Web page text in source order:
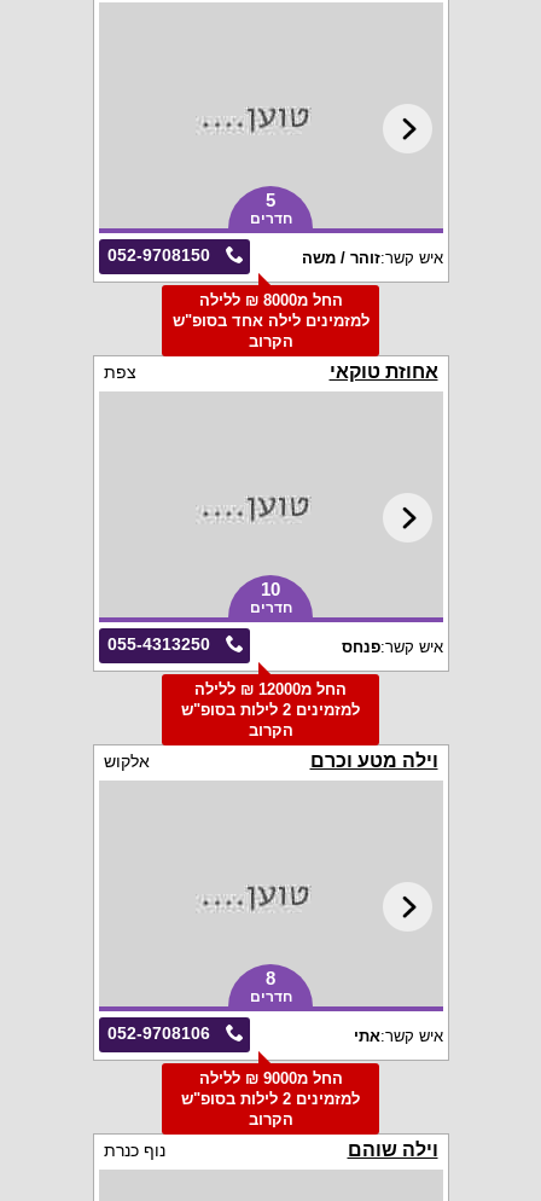
5
חדרים
052-9708150 איש קשר:זוהר / משה
החל מ8000 ₪ ללילה
למזמינים לילה אחד בסופ"ש
הקרוב
אחוזת טוקאי צפת
10
חדרים
055-4313250 איש קשר:פנחס
החל מ12000 ₪ ללילה
למזמינים 2 לילות בסופ"ש
הקרוב
וילה מטע וכרם אלקוש
8
חדרים
052-9708106 איש קשר:אתי
החל מ9000 ₪ ללילה
למזמינים 2 לילות בסופ"ש
הקרוב
וילה שוהם נוף כנרת